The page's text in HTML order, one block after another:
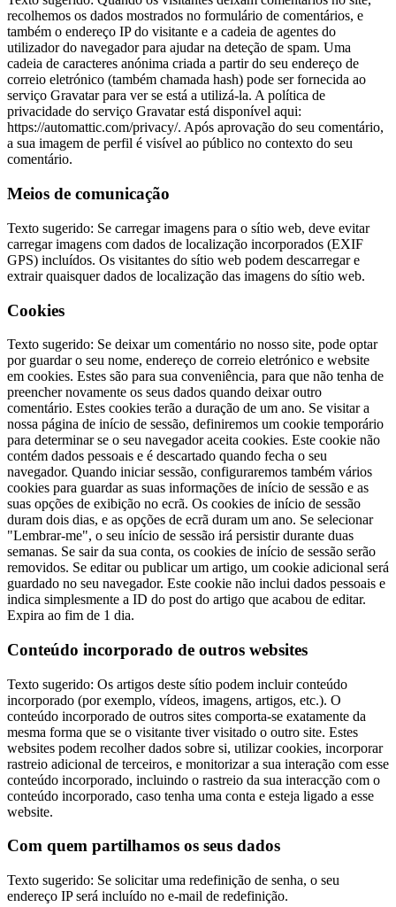
recolhemos os dados mostrados no formulário de comentários, e
também o endereço IP do visitante e a cadeia de agentes do
utilizador do navegador para ajudar na deteção de spam. Uma
cadeia de caracteres anónima criada a partir do seu endereço de
correio eletrónico (também chamada hash) pode ser fornecida ao
serviço Gravatar para ver se está a utilizá-la. A política de
privacidade do serviço Gravatar está disponível aqui:
https://automattic.com/privacy/. Após aprovação do seu comentário,
a sua imagem de perfil é visível ao público no contexto do seu
comentário.
Meios de comunicação
Texto sugerido: Se carregar imagens para o sítio web, deve evitar
carregar imagens com dados de localização incorporados (EXIF
GPS) incluídos. Os visitantes do sítio web podem descarregar e
extrair quaisquer dados de localização das imagens do sítio web.
Cookies
Texto sugerido: Se deixar um comentário no nosso site, pode optar
por guardar o seu nome, endereço de correio eletrónico e website
em cookies. Estes são para sua conveniência, para que não tenha de
preencher novamente os seus dados quando deixar outro
comentário. Estes cookies terão a duração de um ano. Se visitar a
nossa página de início de sessão, definiremos um cookie temporário
para determinar se o seu navegador aceita cookies. Este cookie não
contém dados pessoais e é descartado quando fecha o seu
navegador. Quando iniciar sessão, configuraremos também vários
cookies para guardar as suas informações de início de sessão e as
suas opções de exibição no ecrã. Os cookies de início de sessão
duram dois dias, e as opções de ecrã duram um ano. Se selecionar
"Lembrar-me", o seu início de sessão irá persistir durante duas
semanas. Se sair da sua conta, os cookies de início de sessão serão
removidos. Se editar ou publicar um artigo, um cookie adicional será
guardado no seu navegador. Este cookie não inclui dados pessoais e
indica simplesmente a ID do post do artigo que acabou de editar.
Expira ao fim de 1 dia.
Conteúdo incorporado de outros websites
Texto sugerido: Os artigos deste sítio podem incluir conteúdo
incorporado (por exemplo, vídeos, imagens, artigos, etc.). O
conteúdo incorporado de outros sites comporta-se exatamente da
mesma forma que se o visitante tiver visitado o outro site. Estes
websites podem recolher dados sobre si, utilizar cookies, incorporar
rastreio adicional de terceiros, e monitorizar a sua interação com esse
conteúdo incorporado, incluindo o rastreio da sua interacção com o
conteúdo incorporado, caso tenha uma conta e esteja ligado a esse
website.
Com quem partilhamos os seus dados
Texto sugerido: Se solicitar uma redefinição de senha, o seu
endereço IP será incluído no e-mail de redefinição.